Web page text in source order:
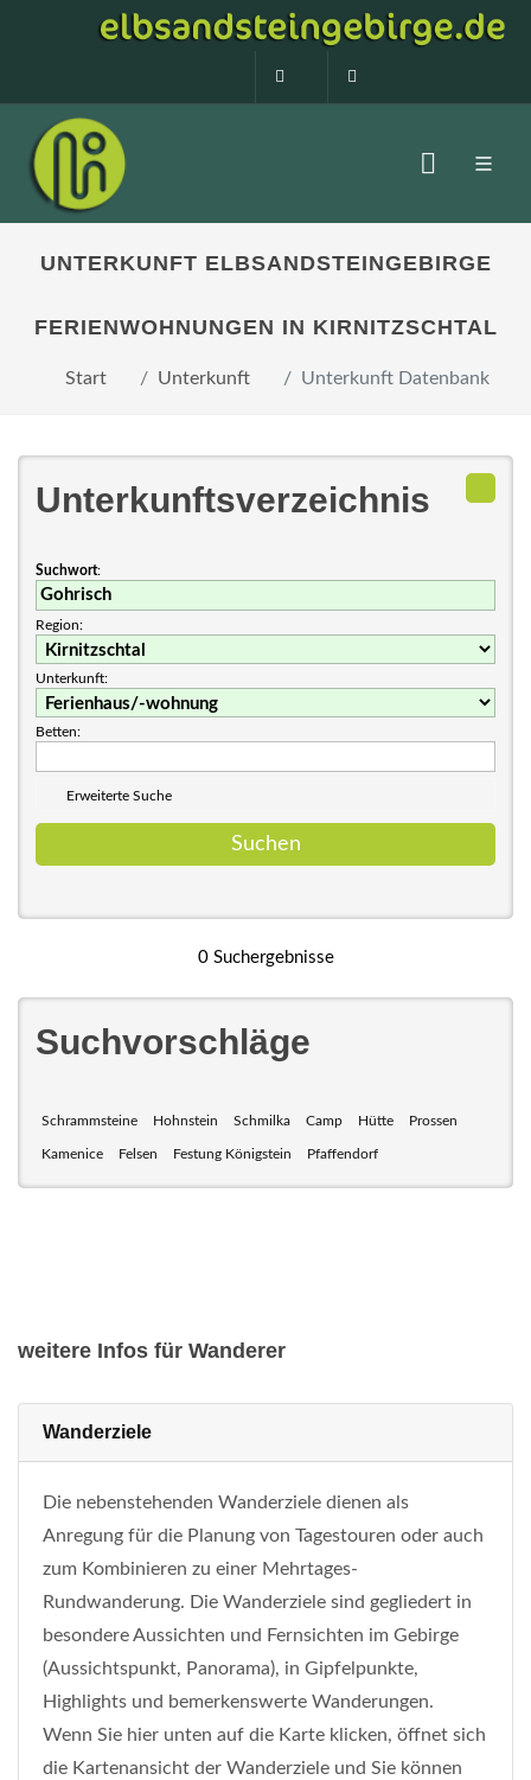
0160 99873408
UNTERKUNFT ELBSANDSTEINGEBIRGE
FERIENWOHNUNGEN IN KIRNITZSCHTAL
Start Unterkunft Unterkunft Datenbank
Unterkunftsverzeichnis
Suchwort:
Region:
Unterkunft:
Betten:
Erweiterte Suche
0 Suchergebnisse
Suchvorschläge
Schrammsteine Hohnstein Schmilka Camp Hütte Prossen
Kamenice Felsen Festung Königstein Pfaffendorf
weitere Infos für Wanderer
Wanderziele
Die nebenstehenden Wanderziele dienen als
Anregung für die Planung von Tagestouren oder auch
zum Kombinieren zu einer Mehrtages-
Rundwanderung. Die Wanderziele sind gegliedert in
besondere Aussichten und Fernsichten im Gebirge
(Aussichtspunkt, Panorama), in Gipfelpunkte,
Highlights und bemerkenswerte Wanderungen.
Wenn Sie hier unten auf die Karte klicken, öffnet sich
die Kartenansicht der Wanderziele und Sie können